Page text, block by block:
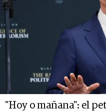
"Hoy o mañana": el